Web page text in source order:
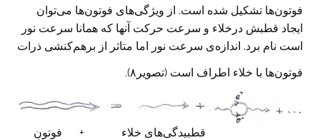
فوتون‌‌ها تشکیل شده است. از ویژگی‌های فوتون‌ها می‌توان
ایجاد قطبش درخلاء و سرعت حرکت آنها که همانا سرعت نور
است نام برد. اندازه‌ی سرعت نور اما متاثر از برهم‌کنشی ذرات
فوتون‌ها با خلاء اطراف است (تصویر۸).
قطبیدگی‌های خلاء + فوتونِ